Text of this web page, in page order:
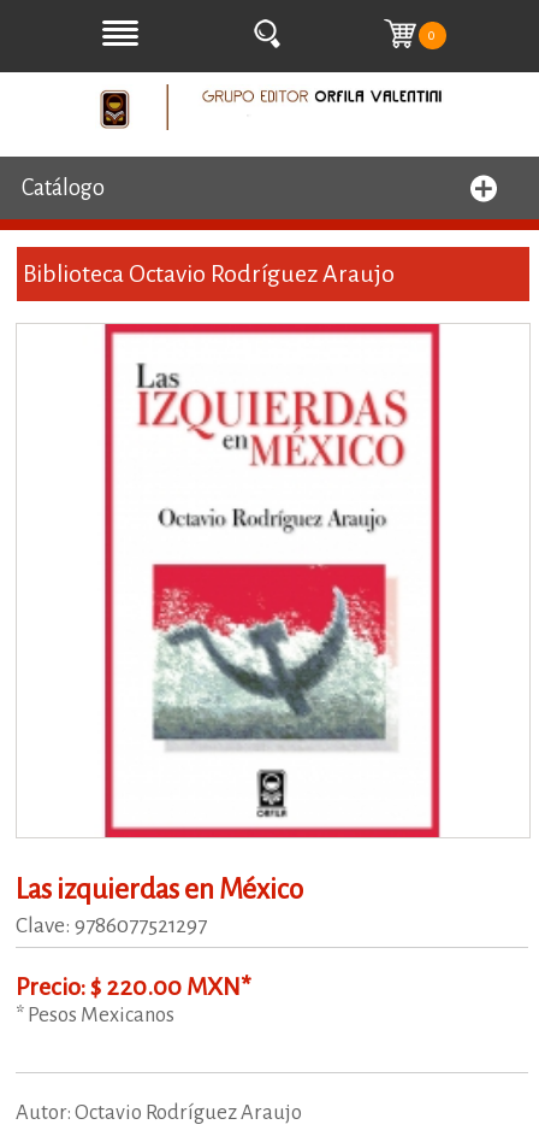
0
Catálogo
Biblioteca Octavio Rodríguez Araujo
Las izquierdas en México
Clave: 9786077521297
Precio: $ 220.00 MXN*
* Pesos Mexicanos
Autor: Octavio Rodríguez Araujo